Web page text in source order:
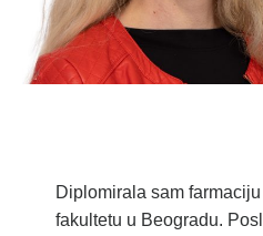
Diplomirala sam
fakultetu u Beogradu.